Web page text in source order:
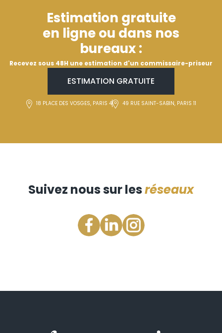
Estimation gratuite
en ligne ou dans nos
bureaux :
Recevez sous 48H une estimation d'un commissaire-priseur
ESTIMATION GRATUITE
18 PLACE DES VOSGES, PARIS 4 49 RUE SAINT-SABIN, PARIS 11
Suivez nous sur lesréseaux